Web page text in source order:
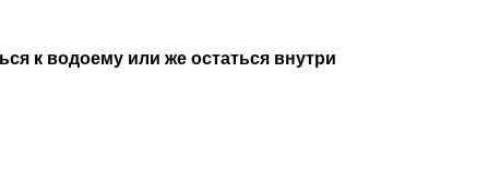
к водоему или же остаться внутри